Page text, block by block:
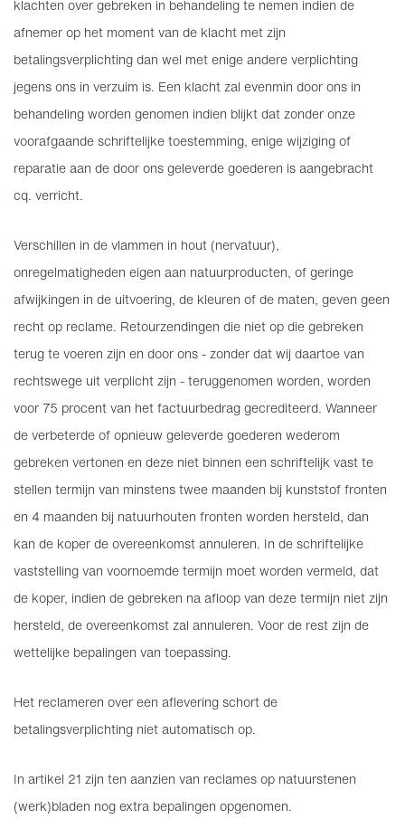
klachten over gebreken in behandeling te nemen indien de
afnemer op het moment van de klacht met zijn
betalingsverplichting dan wel met enige andere verplichting
jegens ons in verzuim is. Een klacht zal evenmin door ons in
behandeling worden genomen indien blijkt dat zonder onze
voorafgaande schriftelijke toestemming, enige wijziging of
reparatie aan de door ons geleverde goederen is aangebracht
cq. verricht.
Verschillen in de vlammen in hout (nervatuur),
onregelmatigheden eigen aan natuurproducten, of geringe
afwijkingen in de uitvoering, de kleuren of de maten, geven geen
recht op reclame. Retourzendingen die niet op die gebreken
terug te voeren zijn en door ons - zonder dat wij daartoe van
rechtswege uit verplicht zijn - teruggenomen worden, worden
voor 75 procent van het factuurbedrag gecrediteerd. Wanneer
de verbeterde of opnieuw geleverde goederen wederom
gebreken vertonen en deze niet binnen een schriftelijk vast te
stellen termijn van minstens twee maanden bij kunststof fronten
en 4 maanden bij natuurhouten fronten worden hersteld, dan
kan de koper de overeenkomst annuleren. In de schriftelijke
vaststelling van voornoemde termijn moet worden vermeld, dat
de koper, indien de gebreken na afloop van deze termijn niet zijn
hersteld, de overeenkomst zal annuleren. Voor de rest zijn de
wettelijke bepalingen van toepassing.
Het reclameren over een aflevering schort de
betalingsverplichting niet automatisch op.
In artikel 21 zijn ten aanzien van reclames op natuurstenen
(werk)bladen nog extra bepalingen opgenomen.